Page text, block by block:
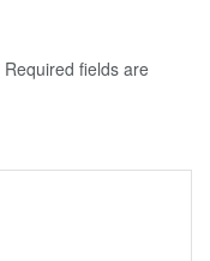
Required fields are